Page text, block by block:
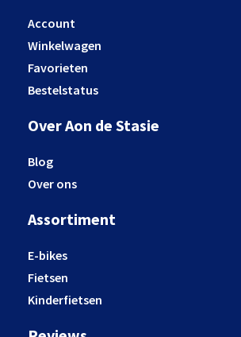
Account
Winkelwagen
Favorieten
Bestelstatus
Over Aon de Stasie
Blog
Over ons
Assortiment
E-bikes
Fietsen
Kinderfietsen